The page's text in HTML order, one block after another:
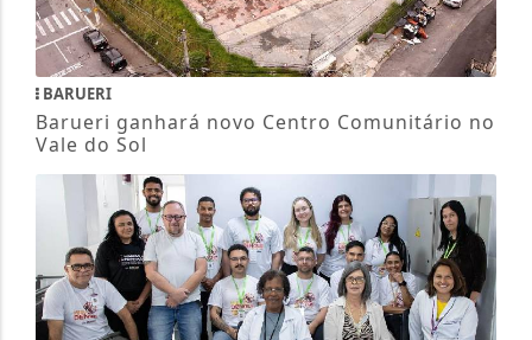
BARUERI
Barueri ganhará novo Centro Comunitário no
Vale do Sol